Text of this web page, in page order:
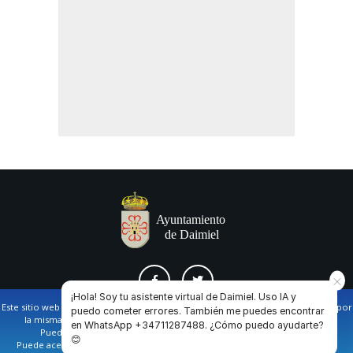
AVISO LEGAL Y POLÍTICA DE PRIVACIDAD COOKIES CONTACTO
Este sitio web utiliza cookies propias y de terceros para facilitar la navegación por
la misma y obtener datos estadísticos de la navegación de los usuarios.
Puede obtener más información en nuestrapolítica de cookies
Puede aceptar todas las cookies pulsando en el botón de “Aceptar”, o bien
¡Hola! Soy tu asistente virtual de Daimiel. Uso IA y
puedo cometer errores. También me puedes encontrar
en WhatsApp +34711287488. ¿Cómo puedo ayudarte?
😊